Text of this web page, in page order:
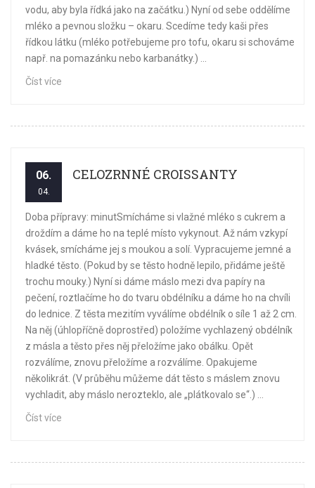
vodu, aby byla řídká jako na začátku.) Nyní od sebe oddělíme
mléko a pevnou složku – okaru. Scedíme tedy kaši přes
řídkou látku (mléko potřebujeme pro tofu, okaru si schováme
např. na pomazánku nebo karbanátky.) ...
Číst více
06.
04.
CELOZRNNÉ CROISSANTY
Doba přípravy: minutSmícháme si vlažné mléko s cukrem a
droždím a dáme ho na teplé místo vykynout. Až nám vzkypí
kvásek, smícháme jej s moukou a solí. Vypracujeme jemné a
hladké těsto. (Pokud by se těsto hodně lepilo, přidáme ještě
trochu mouky.) Nyní si dáme máslo mezi dva papíry na
pečení, roztlačíme ho do tvaru obdélníku a dáme ho na chvíli
do lednice. Z těsta mezitím vyválíme obdélník o síle 1 až 2 cm.
Na něj (úhlopříčně doprostřed) položíme vychlazený obdélník
z másla a těsto přes něj přeložíme jako obálku. Opět
rozválíme, znovu přeložíme a rozválíme. Opakujeme
několikrát. (V průběhu můžeme dát těsto s máslem znovu
vychladit, aby máslo nerozteklo, ale „plátkovalo se“.) ...
Číst více